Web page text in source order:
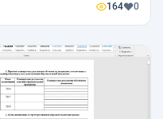
164 0